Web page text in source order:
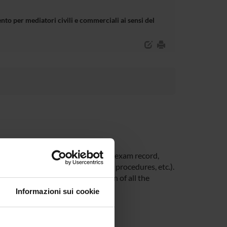
Informazioni sui cookie
per mediatori civili e commerciali ai sensi del
at the University (Student’s exam record,
office forms, administrative procedures, etc.).
be able to receive notification of all the
app.